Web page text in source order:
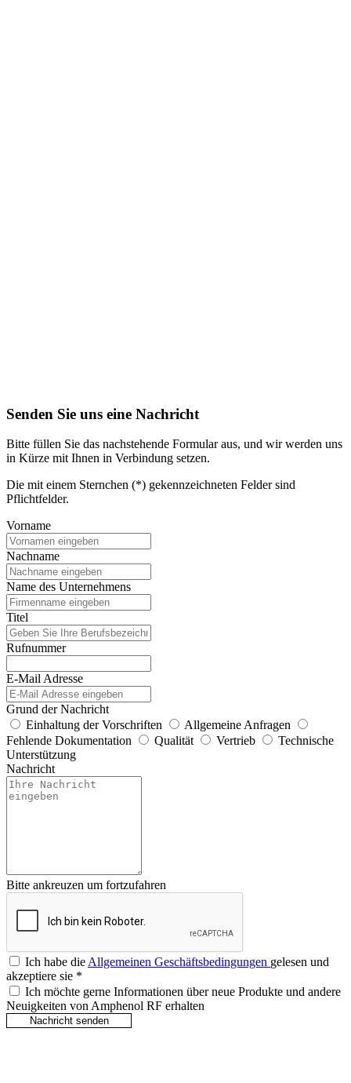
Senden Sie uns eine Nachricht
Bitte füllen Sie das nachstehende Formular aus, und wir werden uns
in Kürze mit Ihnen in Verbindung setzen.
Die mit einem Sternchen (*) gekennzeichneten Felder sind
Pflichtfelder.
Vorname
Nachname
Name des Unternehmens
Titel
Rufnummer
E-Mail Adresse
Grund der Nachricht
Einhaltung der Vorschriften
Allgemeine Anfragen
Fehlende Dokumentation
Qualität Vertrieb
Technische
Unterstützung
Nachricht
Bitte ankreuzen um fortzufahren
Ich habe dieAllgemeinen Geschäftsbedingungen gelesen und
akzeptiere sie *
Ich möchte gerne Informationen über neue Produkte und andere
Neuigkeiten von Amphenol RF erhalten